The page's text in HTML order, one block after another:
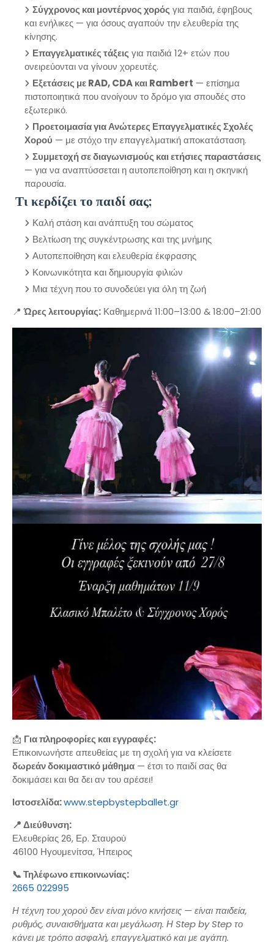
Σύγχρονος και μοντέρνος χορός για παιδιά, έφηβους
και ενήλικες — για όσους αγαπούν την ελευθερία της
κίνησης.
Επαγγελματικές τάξεις για παιδιά 12+ ετών που
ονειρεύονται να γίνουν χορευτές.
Εξετάσεις με RAD, CDA και Rambert — επίσημα
πιστοποιητικά που ανοίγουν το δρόμο για σπουδές στο
εξωτερικό.
Προετοιμασία για Ανώτερες Επαγγελματικές Σχολές
Χορού — με στόχο την επαγγελματική αποκατάσταση.
Συμμετοχή σε διαγωνισμούς και ετήσιες παραστάσεις
— για να αναπτύσσεται η αυτοπεποίθηση και η σκηνική
παρουσία.
Τι κερδίζει το παιδί σας;
Καλή στάση και ανάπτυξη του σώματος
Βελτίωση της συγκέντρωσης και της μνήμης
Αυτοπεποίθηση και ελευθερία έκφρασης
Κοινωνικότητα και δημιουργία φιλιών
Μια τέχνη που το συνοδεύει για όλη τη ζωή
📍Ώρες λειτουργίας: Καθημερινά 11:00–13:00 & 18:00–21:00
📩 Για πληροφορίες και εγγραφές:
Επικοινωνήστε απευθείας με τη σχολή για να κλείσετε
δωρεάν δοκιμαστικό μάθημα — έτσι το παιδί σας θα
δοκιμάσει και θα δει αν του αρέσει!
Ιστοσελίδα:www.stepbystepballet.gr
📍 Διεύθυνση:
Ελευθερίας 26, Ερ. Σταυρού
46100 Ηγουμενίτσα, Ήπειρος
📞 Τηλέφωνο επικοινωνίας:
2665 022995
Η τέχνη του χορού δεν είναι μόνο κινήσεις — είναι παιδεία,
ρυθμός, συναισθήματα και μεγάλωση. Η Step by Step το
κάνει με τρόπο ασφαλή, επαγγελματικό και με αγάπη.